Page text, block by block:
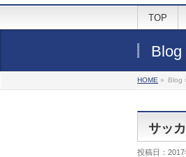
TOP
Blog
HOME » Blog
サッ
投稿日：2017